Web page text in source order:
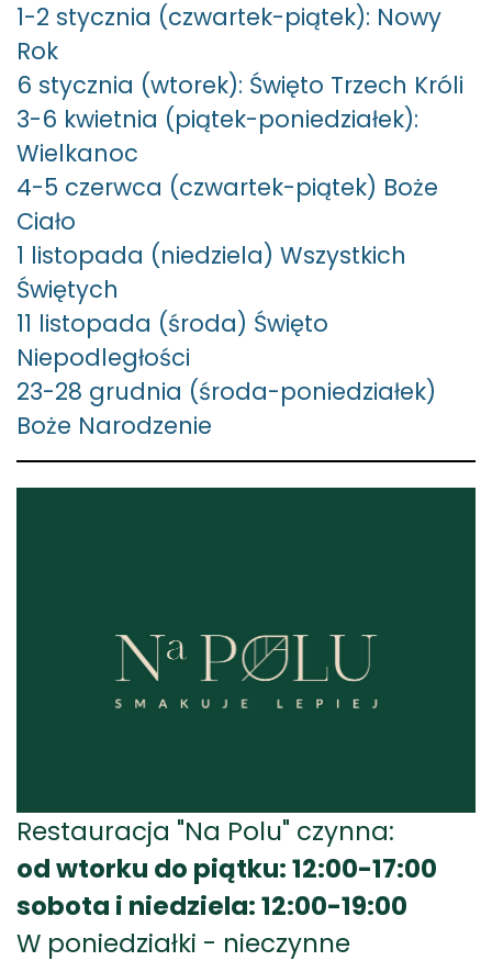
1-2 stycznia (czwartek-piątek): Nowy
Rok
6 stycznia (wtorek): Święto Trzech Króli
3-6 kwietnia (piątek-poniedziałek):
Wielkanoc
4-5 czerwca (czwartek-piątek) Boże
Ciało
1 listopada (niedziela) Wszystkich
Świętych
11 listopada (środa) Święto
Niepodległości
23-28 grudnia (środa-poniedziałek)
Boże Narodzenie
Restauracja "Na Polu" czynna:
od wtorku do piątku: 12:00-17:00
sobota i niedziela: 12:00-19:00
W poniedziałki - nieczynne